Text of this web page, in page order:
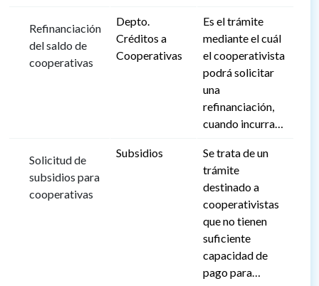
Refinanciación
del saldo de
cooperativas
Depto.
Créditos a
Cooperativas
Es el trámite
mediante el cuál
el cooperativista
podrá solicitar
una
refinanciación,
cuando incurra…
Solicitud de
subsidios para
cooperativas
Subsidios
Se trata de un
trámite
destinado a
cooperativistas
que no tienen
suficiente
capacidad de
pago para…